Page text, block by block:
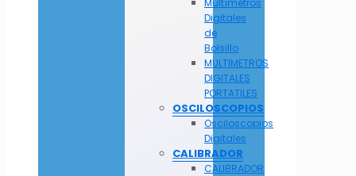
Multímetros
Digitales
de
Bolsillo
MULTIMETROS
DIGITALES
PORTATILES
OSCILOSCOPIOS
Osciloscopios
Digitales
CALIBRADOR
CALIBRADOR